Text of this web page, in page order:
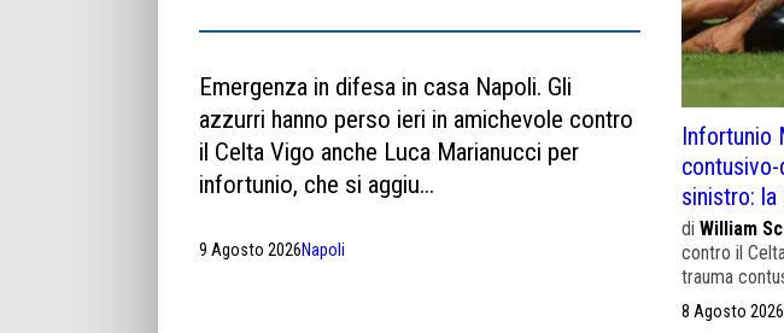
Emergenza in difesa in casa Napoli. Gli
azzurri hanno perso ieri in amichevole contro
il Celta Vigo anche Luca Marianucci per
infortunio, che si aggiu...
9 Agosto 2026Napoli
Infortunio
sinistro:
di William
contro il
trauma
8 Agosto 2026